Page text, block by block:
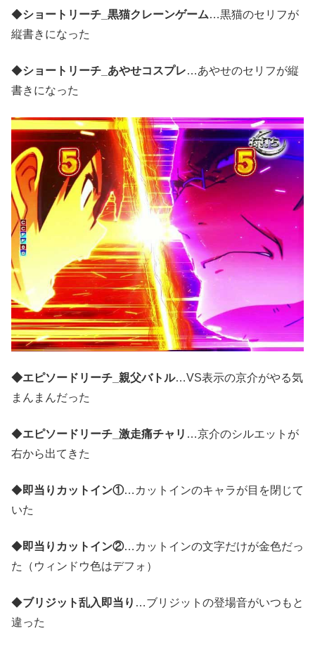
◆ショートリーチ_黒猫クレーンゲーム…黒猫のセリフが
縦書きになった
◆ショートリーチ_あやせコスプレ…あやせのセリフが縦
書きになった
◆エピソードリーチ_親父バトル…VS表示の京介がやる気
まんまんだった
◆エピソードリーチ_激走痛チャリ …京介のシルエットが
右から出てきた
◆即当りカットイン①…カットインのキャラが目を閉じて
いた
◆即当りカットイン②…カットインの文字だけが金色だっ
た（ウィンドウ色はデフォ）
◆ブリジット乱入即当り …ブリジットの登場音がいつもと
違った